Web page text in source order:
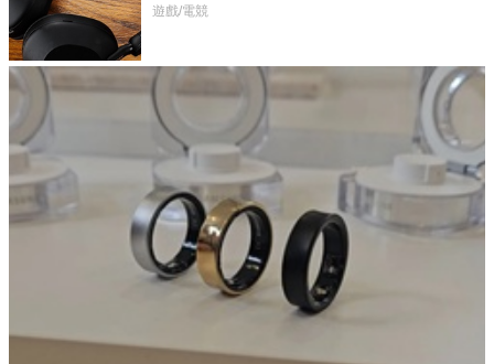
飛行超有感
遊戲/電競